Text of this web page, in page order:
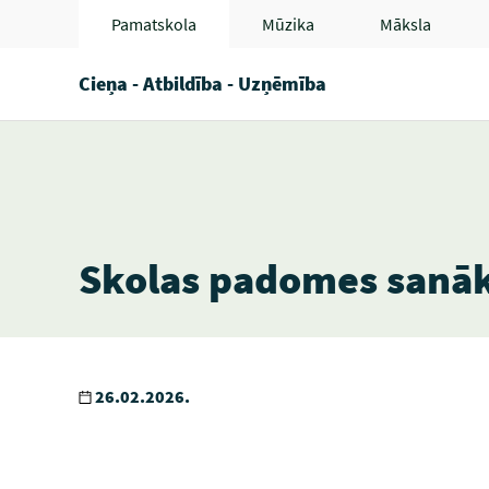
Pamatskola Mūzika Māksla
Cieņa - Atbildība - Uzņēmība
Skolas padomes
26.02.2026.